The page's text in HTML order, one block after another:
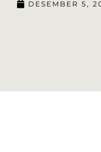
DESEMBER 5,